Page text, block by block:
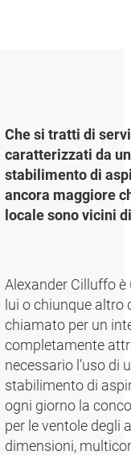
Che si tratti di
caratterizzati da
stabilimento di
ancora maggiore
locale sono vicini
Alexander Cilluffo è
lui o chiunque altro
chiamato per un
completamente
necessario l’uso di
stabilimento di
ogni giorno la
per le ventole degli
dimensioni,